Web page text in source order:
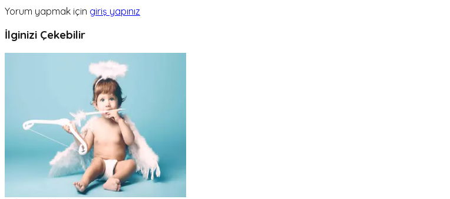
Yorum yapmak için giriş yapınız
İlginizi Çekebilir